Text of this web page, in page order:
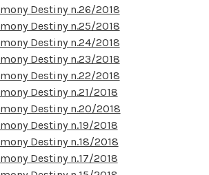
Destiny n.26/2018
Destiny n.25/2018
Destiny n.24/2018
Destiny n.23/2018
Destiny n.22/2018
Destiny n.21/2018
Destiny n.20/2018
Destiny n.19/2018
Destiny n.18/2018
Destiny n.17/2018